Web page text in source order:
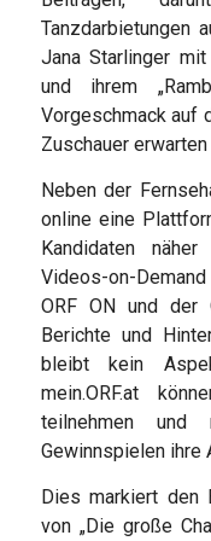
Tanzdarbietungen
Jana Starlinger
und ihrem
Vorgeschmack auf
Zuschauer erwarten
Neben der
online eine
Kandidaten
Videos-on-
ORF ON und der
Berichte und
bleibt kein
mein.ORF.at
teilnehmen und
Gewinnspielen ihre
Dies markiert den
von „Die große